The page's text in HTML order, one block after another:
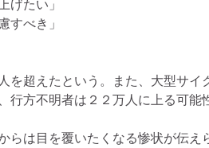
げたい」
すべき」
超えたという。また、大型サイ
行方不明者は２２万人に上る可能
は目を覆いたくなる惨状が伝え